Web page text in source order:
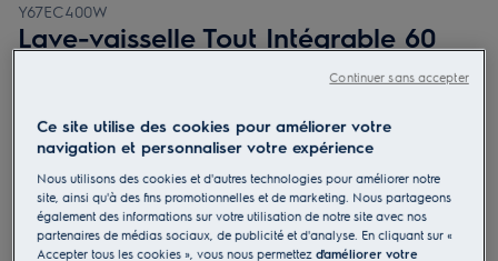
Y67EC400W
Lave-vaisselle Tout Intégrable 60
Bénéfices
Le lave-vaisselle 900 ComfortLift® facilite le chargement et le
déchargement.
Le mécanisme ComfortLift permet de monter le panier inférieur à la
hauteur du panier supérieur
Ce site utilise des cookies pour améliorer votre
navigation et personnaliser votre expérience
Nous utilisons des cookies et d'autres technologies pour améliorer notre
site, ainsi qu'à des fins promotionnelles et de marketing. Nous partageons
également des informations sur votre utilisation de notre site avec nos
partenaires de médias sociaux, de publicité et d'analyse. En cliquant sur «
Accepter tous les cookies », vous nous permettezd'améliorer votre
Continuer sans accepter